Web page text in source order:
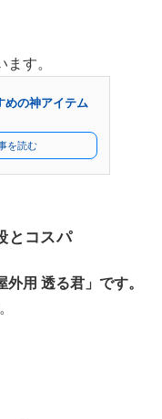
す。
めの神アイテム
を読む
とコスパ
用 透る君」です。